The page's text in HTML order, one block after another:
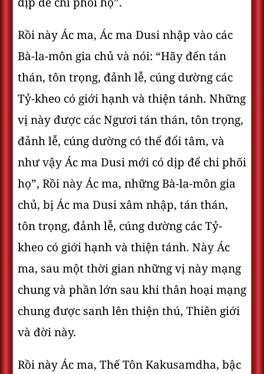
Rồi này Ác ma, Ác ma Dusi nhập vào các
Bà-la-môn gia chủ và nói: “Hãy đến tán
thán, tôn trọng, đảnh lễ, cúng dường các
Tỷ-kheo có giới hạnh và thiện tánh. Những
vị này được các Ngươi tán thán, tôn trọng,
đảnh lễ, cúng dường có thể đổi tâm, và
như vậy Ác ma Dusi mới có dịp để chi phối
họ”, Rồi này Ác ma, những Bà-la-môn gia
chủ, bị Ác ma Dusi xâm nhập, tán thán,
tôn trọng, đảnh lễ, cúng dường các Tỷ-
kheo có giới hạnh và thiện tánh. Này Ác
ma, sau một thời gian những vị này mạng
chung và phần lớn sau khi thân hoại mạng
chung được sanh lên thiện thú, Thiên giới
và đời này.
Rồi này Ác ma, Thế Tôn Kakusamdha, bậc